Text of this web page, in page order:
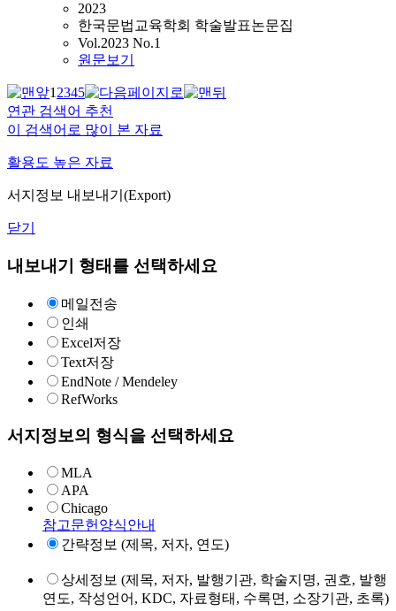
2023
한국문법교육학회 학술발표논문집
Vol.2023 No.1
원문보기
12345
연관 검색어 추천
이 검색어로 많이 본 자료
활용도 높은 자료
서지정보 내보내기(Export)
닫기
내보내기 형태를 선택하세요
메일전송
인쇄
Excel저장
Text저장
EndNote / Mendeley
RefWorks
서지정보의 형식을 선택하세요
MLA
APA
Chicago
참고문헌양식안내
간략정보 (제목, 저자, 연도)
상세정보 (제목, 저자, 발행기관, 학술지명, 권호, 발행
연도, 작성언어, KDC, 자료형태, 수록면, 소장기관, 초록)